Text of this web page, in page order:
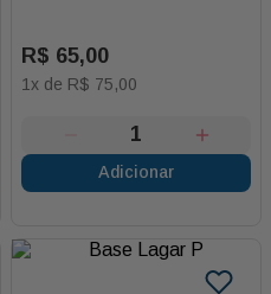
R$ 65,00
1x de R$ 75,00
Adicionar